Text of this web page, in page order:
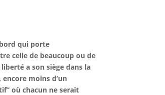
qui porte
celle de beaucoup ou de
a son siège dans la
moins d’un
où chacun ne serait